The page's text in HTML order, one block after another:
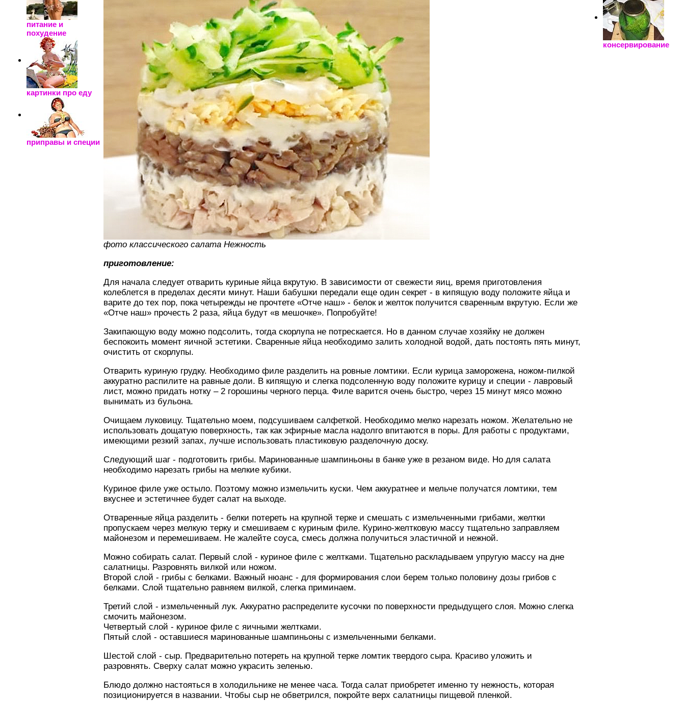
питание и
похудение
картинки про еду
приправы и специи
фото классического салата Нежность
приготовление:
Для начала следует отварить куриные яйца вкрутую. В зависимости от свежести яиц, время приготовления
колеблется в пределах десяти минут. Наши бабушки передали еще один секрет - в кипящую воду положите яйца и
варите до тех пор, пока четырежды не прочтете «Отче наш» - белок и желток получится сваренным вкрутую. Если же
«Отче наш» прочесть 2 раза, яйца будут «в мешочке». Попробуйте!
Закипающую воду можно подсолить, тогда скорлупа не потрескается. Но в данном случае хозяйку не должен
беспокоить момент яичной эстетики. Сваренные яйца необходимо залить холодной водой, дать постоять пять минут,
очистить от скорлупы.
Отварить куриную грудку. Необходимо филе разделить на ровные ломтики. Если курица заморожена, ножом-пилкой
аккуратно распилите на равные доли. В кипящую и слегка подсоленную воду положите курицу и специи - лавровый
лист, можно придать нотку – 2 горошины черного перца. Филе варится очень быстро, через 15 минут мясо можно
вынимать из бульона.
Очищаем луковицу. Тщательно моем, подсушиваем салфеткой. Необходимо мелко нарезать ножом. Желательно не
использовать дощатую поверхность, так как эфирные масла надолго впитаются в поры. Для работы с продуктами,
имеющими резкий запах, лучше использовать пластиковую разделочную доску.
Следующий шаг - подготовить грибы. Маринованные шампиньоны в банке уже в резаном виде. Но для салата
необходимо нарезать грибы на мелкие кубики.
Куриное филе уже остыло. Поэтому можно измельчить куски. Чем аккуратнее и мельче получатся ломтики, тем
вкуснее и эстетичнее будет салат на выходе.
Отваренные яйца разделить - белки потереть на крупной терке и смешать с измельченными грибами, желтки
пропускаем через мелкую терку и смешиваем с куриным филе. Курино-желтковую массу тщательно заправляем
майонезом и перемешиваем. Не жалейте соуса, смесь должна получиться эластичной и нежной.
Можно собирать салат. Первый слой - куриное филе с желтками. Тщательно раскладываем упругую массу на дне
салатницы. Разровнять вилкой или ножом.
Второй слой - грибы с белками. Важный нюанс - для формирования слои берем только половину дозы грибов с
белками. Слой тщательно равняем вилкой, слегка приминаем.
Третий слой - измельченный лук. Аккуратно распределите кусочки по поверхности предыдущего слоя. Можно слегка
смочить майонезом.
Четвертый слой - куриное филе с яичными желтками.
Пятый слой - оставшиеся маринованные шампиньоны с измельченными белками.
Шестой слой - сыр. Предварительно потереть на крупной терке ломтик твердого сыра. Красиво уложить и
разровнять. Сверху салат можно украсить зеленью.
Блюдо должно настояться в холодильнике не менее часа. Тогда салат приобретет именно ту нежность, которая
позиционируется в названии. Чтобы сыр не обветрился, покройте верх салатницы пищевой пленкой.
консервирование